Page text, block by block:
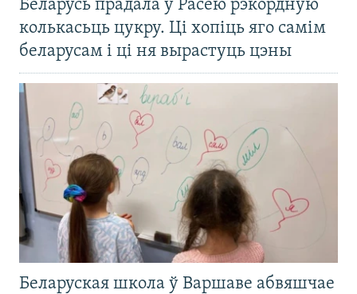
Беларусь прадала ў Расею рэкордную
колькасьць цукру. Ці хопіць яго самім
беларусам і ці ня вырастуць цэны
Беларуская школа ў Варшаве абвяшчае